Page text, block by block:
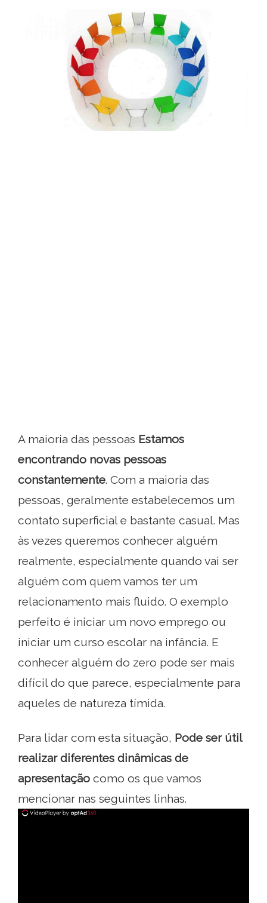
A maioria das pessoas Estamos
encontrando novas pessoas
constantemente. Com a maioria das
pessoas, geralmente estabelecemos um
contato superficial e bastante casual. Mas
às vezes queremos conhecer alguém
realmente, especialmente quando vai ser
alguém com quem vamos ter um
relacionamento mais fluido. O exemplo
perfeito é iniciar um novo emprego ou
iniciar um curso escolar na infância. E
conhecer alguém do zero pode ser mais
difícil do que parece, especialmente para
aqueles de natureza tímida.
Para lidar com esta situação, Pode ser útil
realizar diferentes dinâmicas de
apresentação como os que vamos
mencionar nas seguintes linhas.